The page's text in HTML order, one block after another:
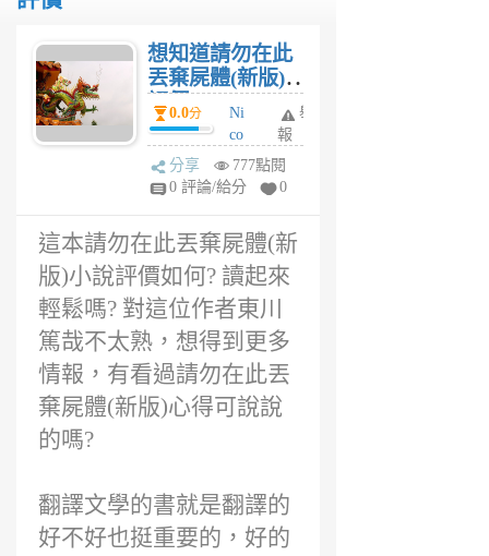
想知道請勿在此
丟棄屍體(新版)
評價
0.0分
Ni
co
la
s
前
舉
報
分享
777點閱
0 評論/給分
0
這本請勿在此丟棄屍體(新
版)小說評價如何? 讀起來
輕鬆嗎? 對這位作者東川
篤哉不太熟，想得到更多
情報，有看過請勿在此丟
棄屍體(新版)心得可說說
的嗎?
翻譯文學的書就是翻譯的
好不好也挺重要的，好的